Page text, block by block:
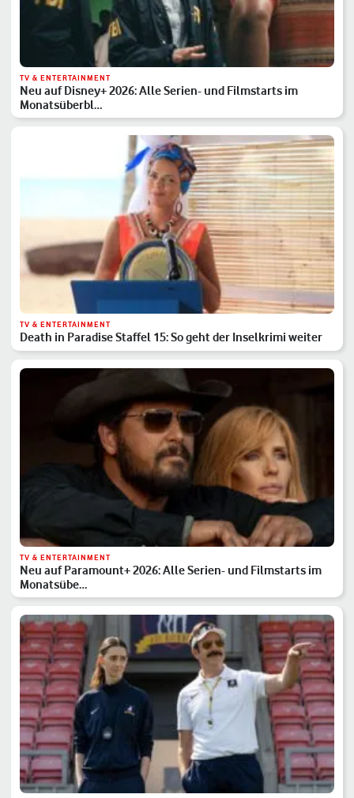
TV & ENTERTAINMENT
Neu auf Disney+ 2026: Alle Serien- und Filmstarts im
Monatsüberbl…
TV & ENTERTAINMENT
Death in Paradise Staffel 15: So geht der Inselkrimi weiter
TV & ENTERTAINMENT
Neu auf Paramount+ 2026: Alle Serien- und Filmstarts im
Monatsübe…